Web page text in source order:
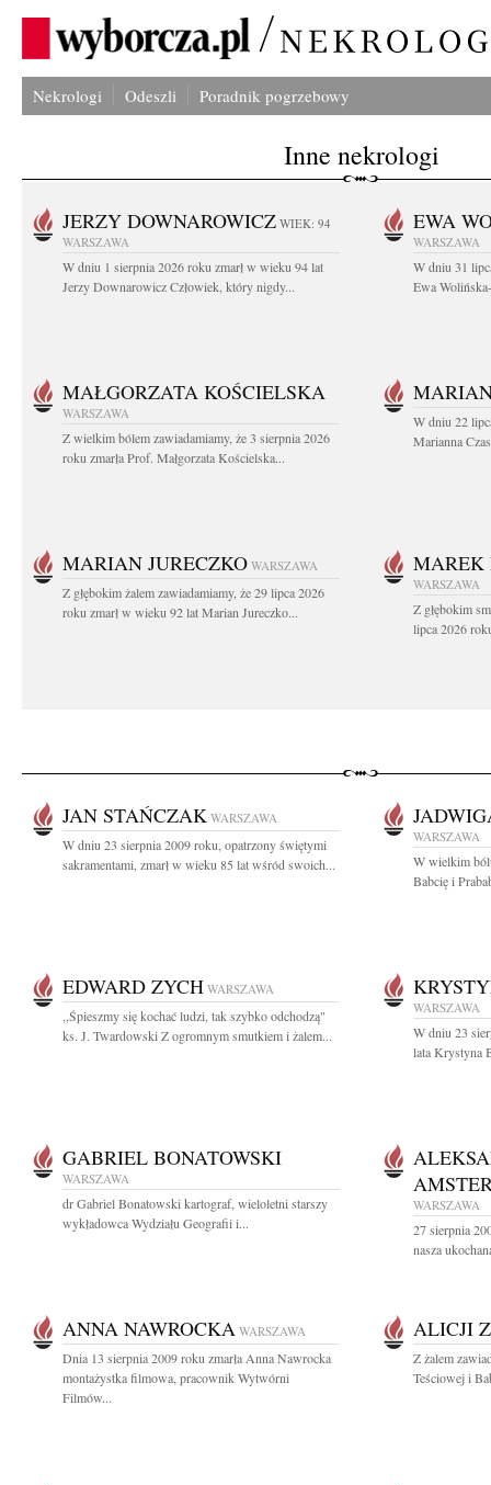
Nekrologi Odeszli Poradnik pogrzebowy
Inne nekrologi
JERZY DOWNAROWICZ WIEK: 94
WARSZAWA
W dniu 1 sierpnia 2026 roku zmarł w wieku 94 lat
Jerzy Downarowicz Człowiek, który nigdy...
EWA
WARSZAWA
W dniu 31
Ewa
MAŁGORZATA KOŚCIELSKA
WARSZAWA
Z wielkim bólem zawiadamiamy, że 3 sierpnia 2026
roku zmarła Prof. Małgorzata Kościelska...
W dniu 22
Marianna
MARIAN JURECZKO WARSZAWA
Z głębokim żalem zawiadamiamy, że 29 lipca 2026
roku zmarł w wieku 92 lat Marian Jureczko...
MAREK
WARSZAWA
Z głębokim
lipca 2026
JAN STAŃCZAK WARSZAWA
W dniu 23 sierpnia 2009 roku, opatrzony świętymi
sakramentami, zmarł w wieku 85 lat wśród swoich...
WARSZAWA
W wielkim
Babcię i
EDWARD ZYCH WARSZAWA
,,Śpieszmy się kochać ludzi, tak szybko odchodzą"
ks. J. Twardowski Z ogromnym smutkiem i żalem...
WARSZAWA
W dniu 23
lata Krystyna
GABRIEL BONATOWSKI
WARSZAWA
dr Gabriel Bonatowski kartograf, wieloletni starszy
wykładowca Wydziału Geografii i...
WARSZAWA
27 sierpnia
nasza
ANNA NAWROCKA WARSZAWA
Dnia 13 sierpnia 2009 roku zmarła Anna Nawrocka
montażystka filmowa, pracownik Wytwórni
Filmów...
ALICJI
Z żalem
Teściowej i